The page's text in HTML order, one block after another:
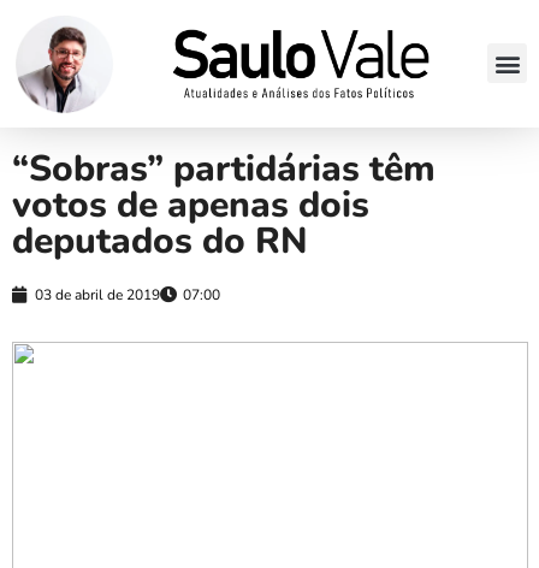
“Sobras” partidárias têm
votos de apenas dois
deputados do RN
03 de abril de 2019 07:00